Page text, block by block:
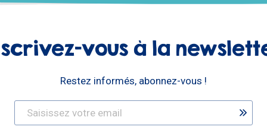
vous à la
Restez informés, abonnez-vous !